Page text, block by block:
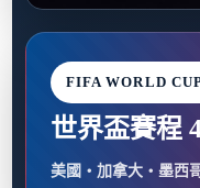
FIFA WORLD
世界盃賽程
美國・加拿大・墨西